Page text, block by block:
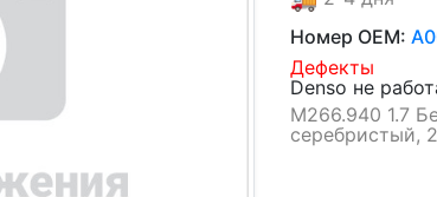
Номер OEM:
Дефекты
Denso не
M266.940 1.7
серебристый,